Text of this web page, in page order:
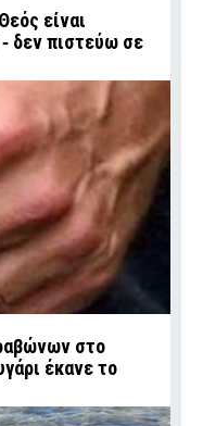
είναι
δεν πιστεύω σε
στο
έκανε το